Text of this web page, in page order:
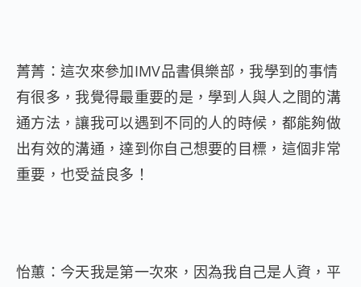
菁菁：這次來參加IMV品書俱樂部，我學到的事情
有很多，我覺得最重要的是，學到人與人之間的溝
通方法，讓我可以遇到不同的人的時候，都能夠做
出有效的溝通，達到你自己想要的目標，這個非常
重要，也受益良多！
怡蕙：今天我是第一次來，因為我自己是人資，平